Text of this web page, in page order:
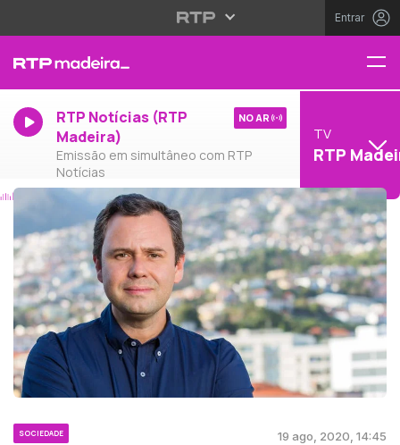
Entrar
RTP Notícias (RTP
Madeira)
Emissão em simultâneo com RTP
Notícias
NO AR
TV
RTP
SOCIEDADE 19 ago, 2020, 14:45